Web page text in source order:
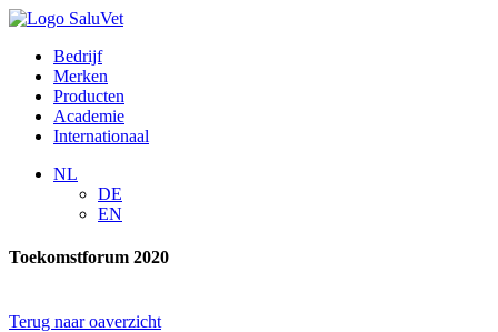
Bedrijf
Merken
Producten
Academie
Internationaal
NL
DE
EN
Toekomstforum 2020
Terug naar oaverzicht